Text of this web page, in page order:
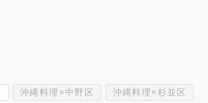
沖縄料理×中野区 沖縄料理×杉並区